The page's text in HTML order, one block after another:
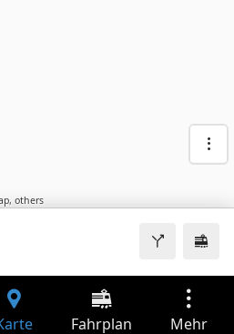
, others
Fahrplan Mehr